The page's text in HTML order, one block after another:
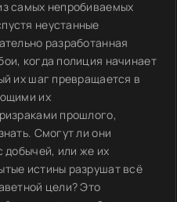
самых непробиваемых
неустанные
разработанная
когда полиция начинает
их шаг превращается в
их
прошлого,
Смогут ли они
добычей, или же их
истины разрушат всё
цели? Это